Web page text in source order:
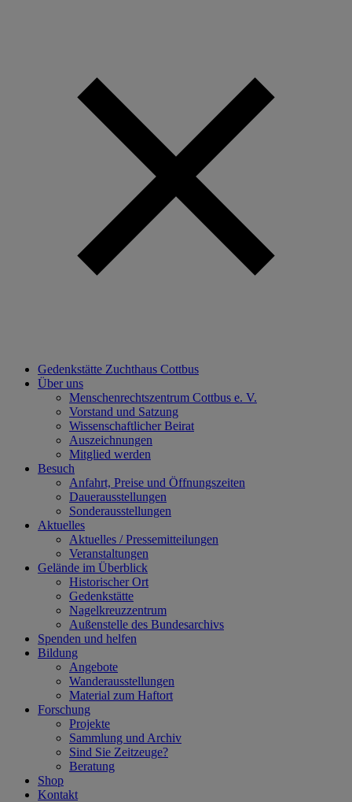
Gedenkstätte Zuchthaus Cottbus
Über uns
Menschenrechtszentrum Cottbus e. V.
Vorstand und Satzung
Wissenschaftlicher Beirat
Auszeichnungen
Mitglied werden
Besuch
Anfahrt, Preise und Öffnungszeiten
Dauerausstellungen
Sonderausstellungen
Aktuelles
Aktuelles / Pressemitteilungen
Veranstaltungen
Gelände im Überblick
Historischer Ort
Gedenkstätte
Nagelkreuzzentrum
Außenstelle des Bundesarchivs
Spenden und helfen
Bildung
Angebote
Wanderausstellungen
Material zum Haftort
Forschung
Projekte
Sammlung und Archiv
Sind Sie Zeitzeuge?
Beratung
Shop
Kontakt